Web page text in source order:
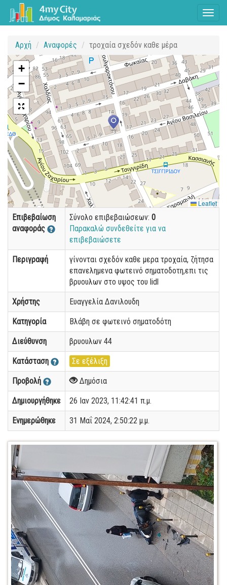
Αρχή Αναφορές τροχαία σχεδόν καθε μέρα
+
−
Leaflet
Επιβεβαίωση
αναφοράς
Σύνολο επιβεβαιώσεων: 0
Παρακαλώ συνδεθείτε για να
επιβεβαιώσετε
Περιγραφή
γίνονται σχεδόν καθε μερα τροχαία, ζήτησα
επανελημενα φωτεινό σηματοδοτη,επι τις
βρυουλων στο υψος του lidl
Χρήστης Ευαγγελία Δανιλουδη
Κατηγορία Βλάβη σε φωτεινό σηματοδότη
Διεύθυνση βρυουλων 44
Κατάσταση Σε εξέλιξη
Προβολή Δημόσια
Δημιουργήθηκε 26 Ιαν 2023, 11:42:41 π.μ.
Ενημερώθηκε 31 Μαΐ 2024, 2:50:22 μ.μ.